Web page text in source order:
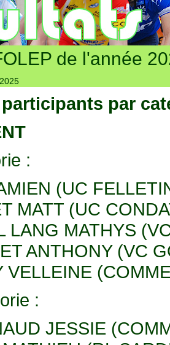
de l'année
par
:
(UC
MATT (UC
LANG MATHYS
ANTHONY (VC
VELLEINE
:
JESSIE